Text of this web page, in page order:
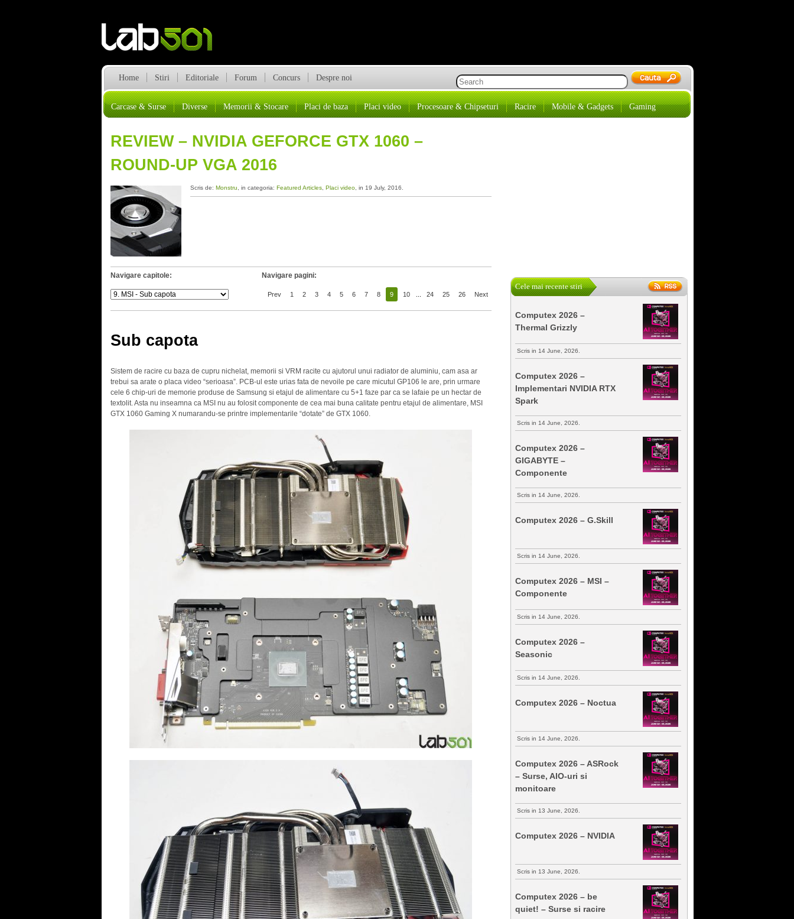
Home Stiri Editoriale Forum Concurs Despre noi
Carcase & Surse Diverse Memorii & Stocare Placi de baza Placi video Procesoare & Chipseturi Racire Mobile & Gadgets Gaming
REVIEW – NVIDIA GEFORCE GTX 1060 –
ROUND-UP VGA 2016
Scris de: Monstru , in categoria: Featured Articles, Placi video, in 19 July, 2016.
Navigare capitole: Navigare pagini:
Prev 1 2 3 4 5 6 7 8 9 10 24 25 26 Next
Sub capota
Sistem de racire cu baza de cupru nichelat, memorii si VRM racite cu ajutorul unui radiator de aluminiu, cam asa ar
trebui sa arate o placa video “serioasa”. PCB-ul este urias fata de nevoile pe care micutul GP106 le are, prin urmare
cele 6 chip-uri de memorie produse de Samsung si etajul de alimentare cu 5+1 faze par ca se lafaie pe un hectar de
textolit. Asta nu inseamna ca MSI nu au folosit componente de cea mai buna calitate pentru etajul de alimentare, MSI
GTX 1060 Gaming X numarandu-se printre implementarile “dotate” de GTX 1060.
Cele mai recente stiri
Computex 2026 –
Thermal Grizzly
Scris in 14 June, 2026.
Computex 2026 –
Implementari NVIDIA RTX
Spark
Scris in 14 June, 2026.
Computex 2026 –
GIGABYTE –
Componente
Scris in 14 June, 2026.
Computex 2026 – G.Skill
Scris in 14 June, 2026.
Computex 2026 – MSI –
Componente
Scris in 14 June, 2026.
Computex 2026 –
Seasonic
Scris in 14 June, 2026.
Computex 2026 – Noctua
Scris in 14 June, 2026.
Computex 2026 – ASRock
– Surse, AIO-uri si
monitoare
Scris in 13 June, 2026.
Computex 2026 – NVIDIA
Scris in 13 June, 2026.
Computex 2026 – be
quiet! – Surse si racire